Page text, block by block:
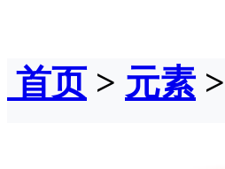
首页> 元素 >